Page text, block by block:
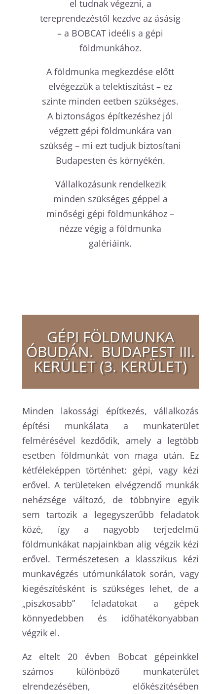
el tudnak végezni, a
tereprendezéstől kezdve az ásásig
– a BOBCAT ideélis a gépi
földmunkához.
A földmunka megkezdése előtt
elvégezzük a telektiszítást – ez
szinte minden eetben szükséges.
A biztonságos építkezéshez jól
végzett gépi földmunkára van
szükség – mi ezt tudjuk biztosítani
Budapesten és környékén.
Vállalkozásunk rendelkezik
minden szükséges géppel a
minőségi gépi földmunkához –
nézze végig a földmunka
galériáink.
GÉPI FÖLDMUNKA
ÓBUDÁN. BUDAPEST III.
KERÜLET (3. KERÜLET)
Minden lakossági építkezés, vállalkozás
építési munkálata a munkaterület
felmérésével kezdődik, amely a legtöbb
esetben földmunkát von maga után. Ez
kétféleképpen történhet: gépi, vagy kézi
erővel. A területeken elvégzendő munkák
nehézsége változó, de többnyire egyik
sem tartozik a legegyszerűbb feladatok
közé, így a nagyobb terjedelmű
földmunkákat napjainkban alig végzik kézi
erővel. Természetesen a klasszikus kézi
munkavégzés utómunkálatok során, vagy
kiegészítésként is szükséges lehet, de a
„piszkosabb” feladatokat a gépek
könnyedebben és időhatékonyabban
végzik el.
Az eltelt 20 évben Bobcat gépeinkkel
számos különböző munkaterület
elrendezésében, előkészítésében